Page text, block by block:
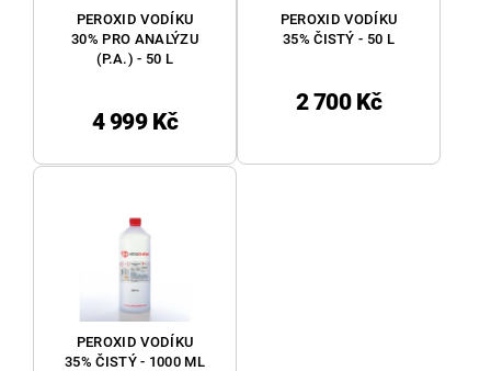
PEROXID VODÍKU
30% PRO ANALÝZU
(P.A.) - 50 L
4 999 Kč
PEROXID VODÍKU
35% ČISTÝ - 50 L
2 700 Kč
PEROXID VODÍKU
35% ČISTÝ - 1000 ML